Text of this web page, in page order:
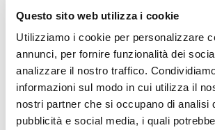
Questo sito web utilizza i cookie
Utilizziamo i cookie per personalizzare
annunci, per fornire funzionalità dei
analizzare il nostro traffico.
informazioni sul modo in cui utilizza il
nostri partner che si occupano di analisi
pubblicità e social media, i quali